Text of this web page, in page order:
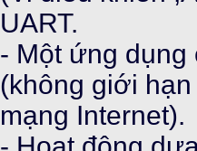
UART.
- Một ứng dụng
(không giới
mạng Internet).